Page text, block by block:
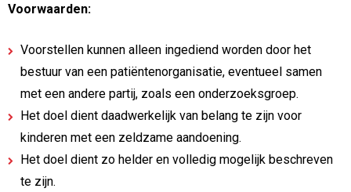
Voorwaarden:
Voorstellen kunnen alleen ingediend worden door het
bestuur van een patiëntenorganisatie, eventueel samen
met een andere partij, zoals een onderzoeksgroep.
Het doel dient daadwerkelijk van belang te zijn voor
kinderen met een zeldzame aandoening.
Het doel dient zo helder en volledig mogelijk beschreven
te zijn.